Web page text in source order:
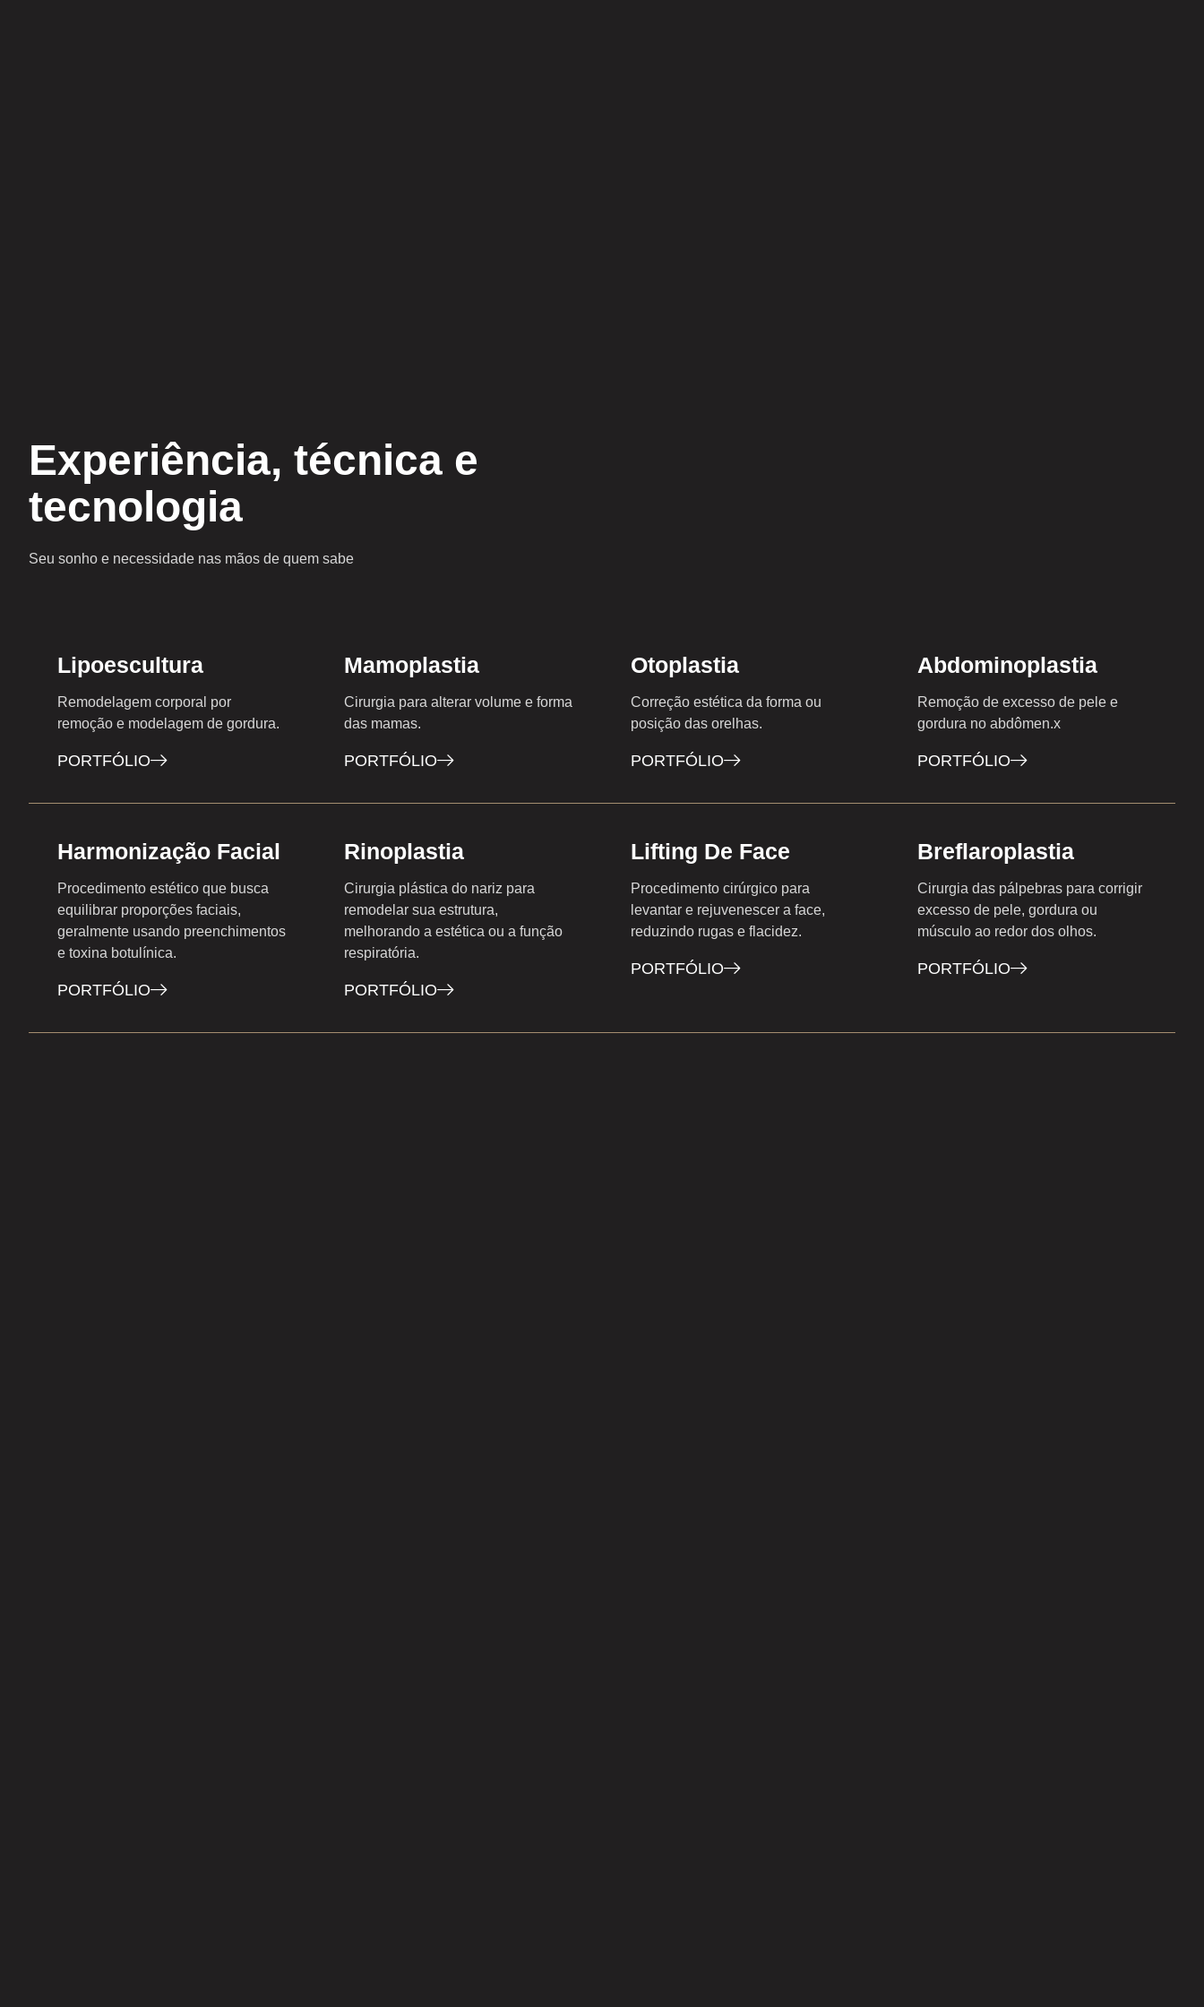
Experiência, técnica e
tecnologia
Seu sonho e necessidade nas mãos de quem sabe
Lipoescultura
Remodelagem corporal por
remoção e modelagem de gordura.
PORTFÓLIO
Mamoplastia
Cirurgia para alterar volume e forma
das mamas.
PORTFÓLIO
Otoplastia
Correção estética da forma ou
posição das orelhas.
PORTFÓLIO
Abdominoplastia
Remoção de excesso de pele e
gordura no abdômen.x
PORTFÓLIO
Harmonização Facial
Procedimento estético que busca
equilibrar proporções faciais,
geralmente usando preenchimentos
e toxina botulínica.
PORTFÓLIO
Rinoplastia
Cirurgia plástica do nariz para
remodelar sua estrutura,
melhorando a estética ou a função
respiratória.
PORTFÓLIO
Lifting De Face
Procedimento cirúrgico para
levantar e rejuvenescer a face,
reduzindo rugas e flacidez.
PORTFÓLIO
Breflaroplastia
Cirurgia das pálpebras para corrigir
excesso de pele, gordura ou
músculo ao redor dos olhos.
PORTFÓLIO